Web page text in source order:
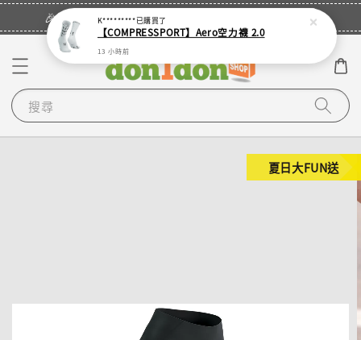
🎉登入會員・領取您的專屬折扣券！
搜尋
夏日大FUN送
K*********已購買了
【COMPRESSPORT】Aero空力襪 2.0
13 小時前